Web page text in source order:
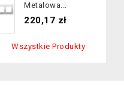
Metalowa...
Cena
220,17 zł
Wszystkie Produkty